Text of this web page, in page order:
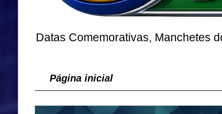
Datas Comemorativas, Manchetes
Página inicial